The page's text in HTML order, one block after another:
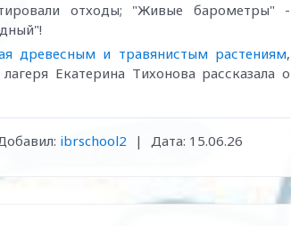
отходы; "Живые барометры" -
древесным и травянистым растениям,
Екатерина Тихонова рассказала о
ibrschool2 | Дата: 15.06.26